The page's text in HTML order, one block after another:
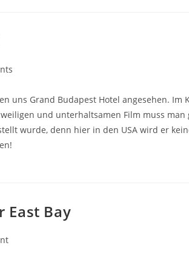
uns Grand Budapest Hotel angesehen. Im
und unterhaltsamen Film muss
wurde, denn hier in den USA wird er
East Bay